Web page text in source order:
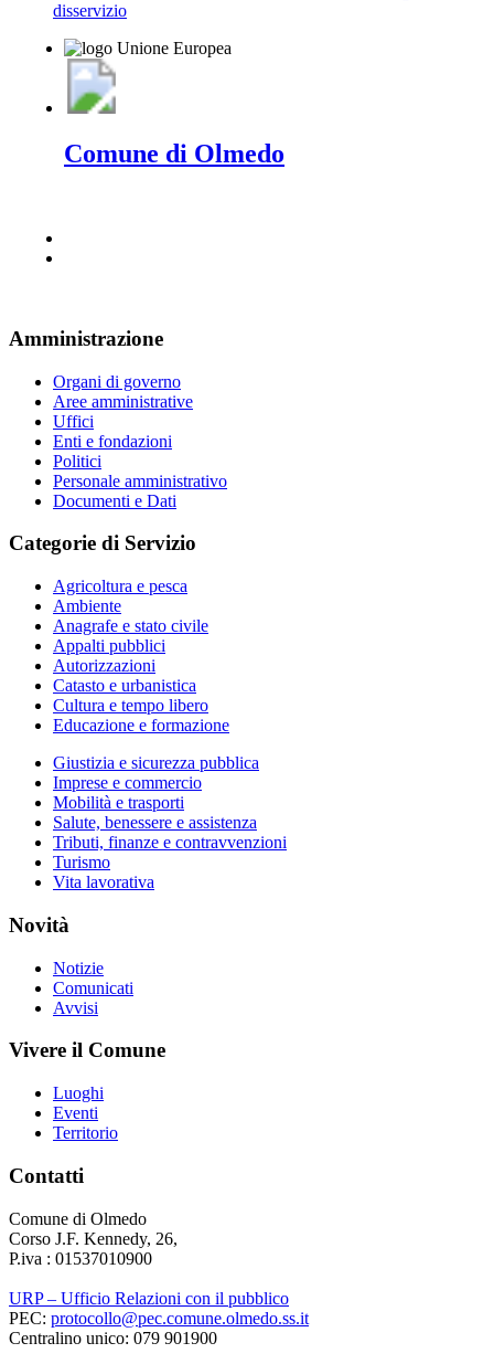
disservizio
Comune di Olmedo
Amministrazione
Organi di governo
Aree amministrative
Uffici
Enti e fondazioni
Politici
Personale amministrativo
Documenti e Dati
Categorie di Servizio
Agricoltura e pesca
Ambiente
Anagrafe e stato civile
Appalti pubblici
Autorizzazioni
Catasto e urbanistica
Cultura e tempo libero
Educazione e formazione
Giustizia e sicurezza pubblica
Imprese e commercio
Mobilità e trasporti
Salute, benessere e assistenza
Tributi, finanze e contravvenzioni
Turismo
Vita lavorativa
Novità
Notizie
Comunicati
Avvisi
Vivere il Comune
Luoghi
Eventi
Territorio
Contatti
Comune di Olmedo
Corso J.F. Kennedy, 26,
P.iva : 01537010900
URP – Ufficio Relazioni con il pubblico
PEC: protocollo@pec.comune.olmedo.ss.it
Centralino unico: 079 901900